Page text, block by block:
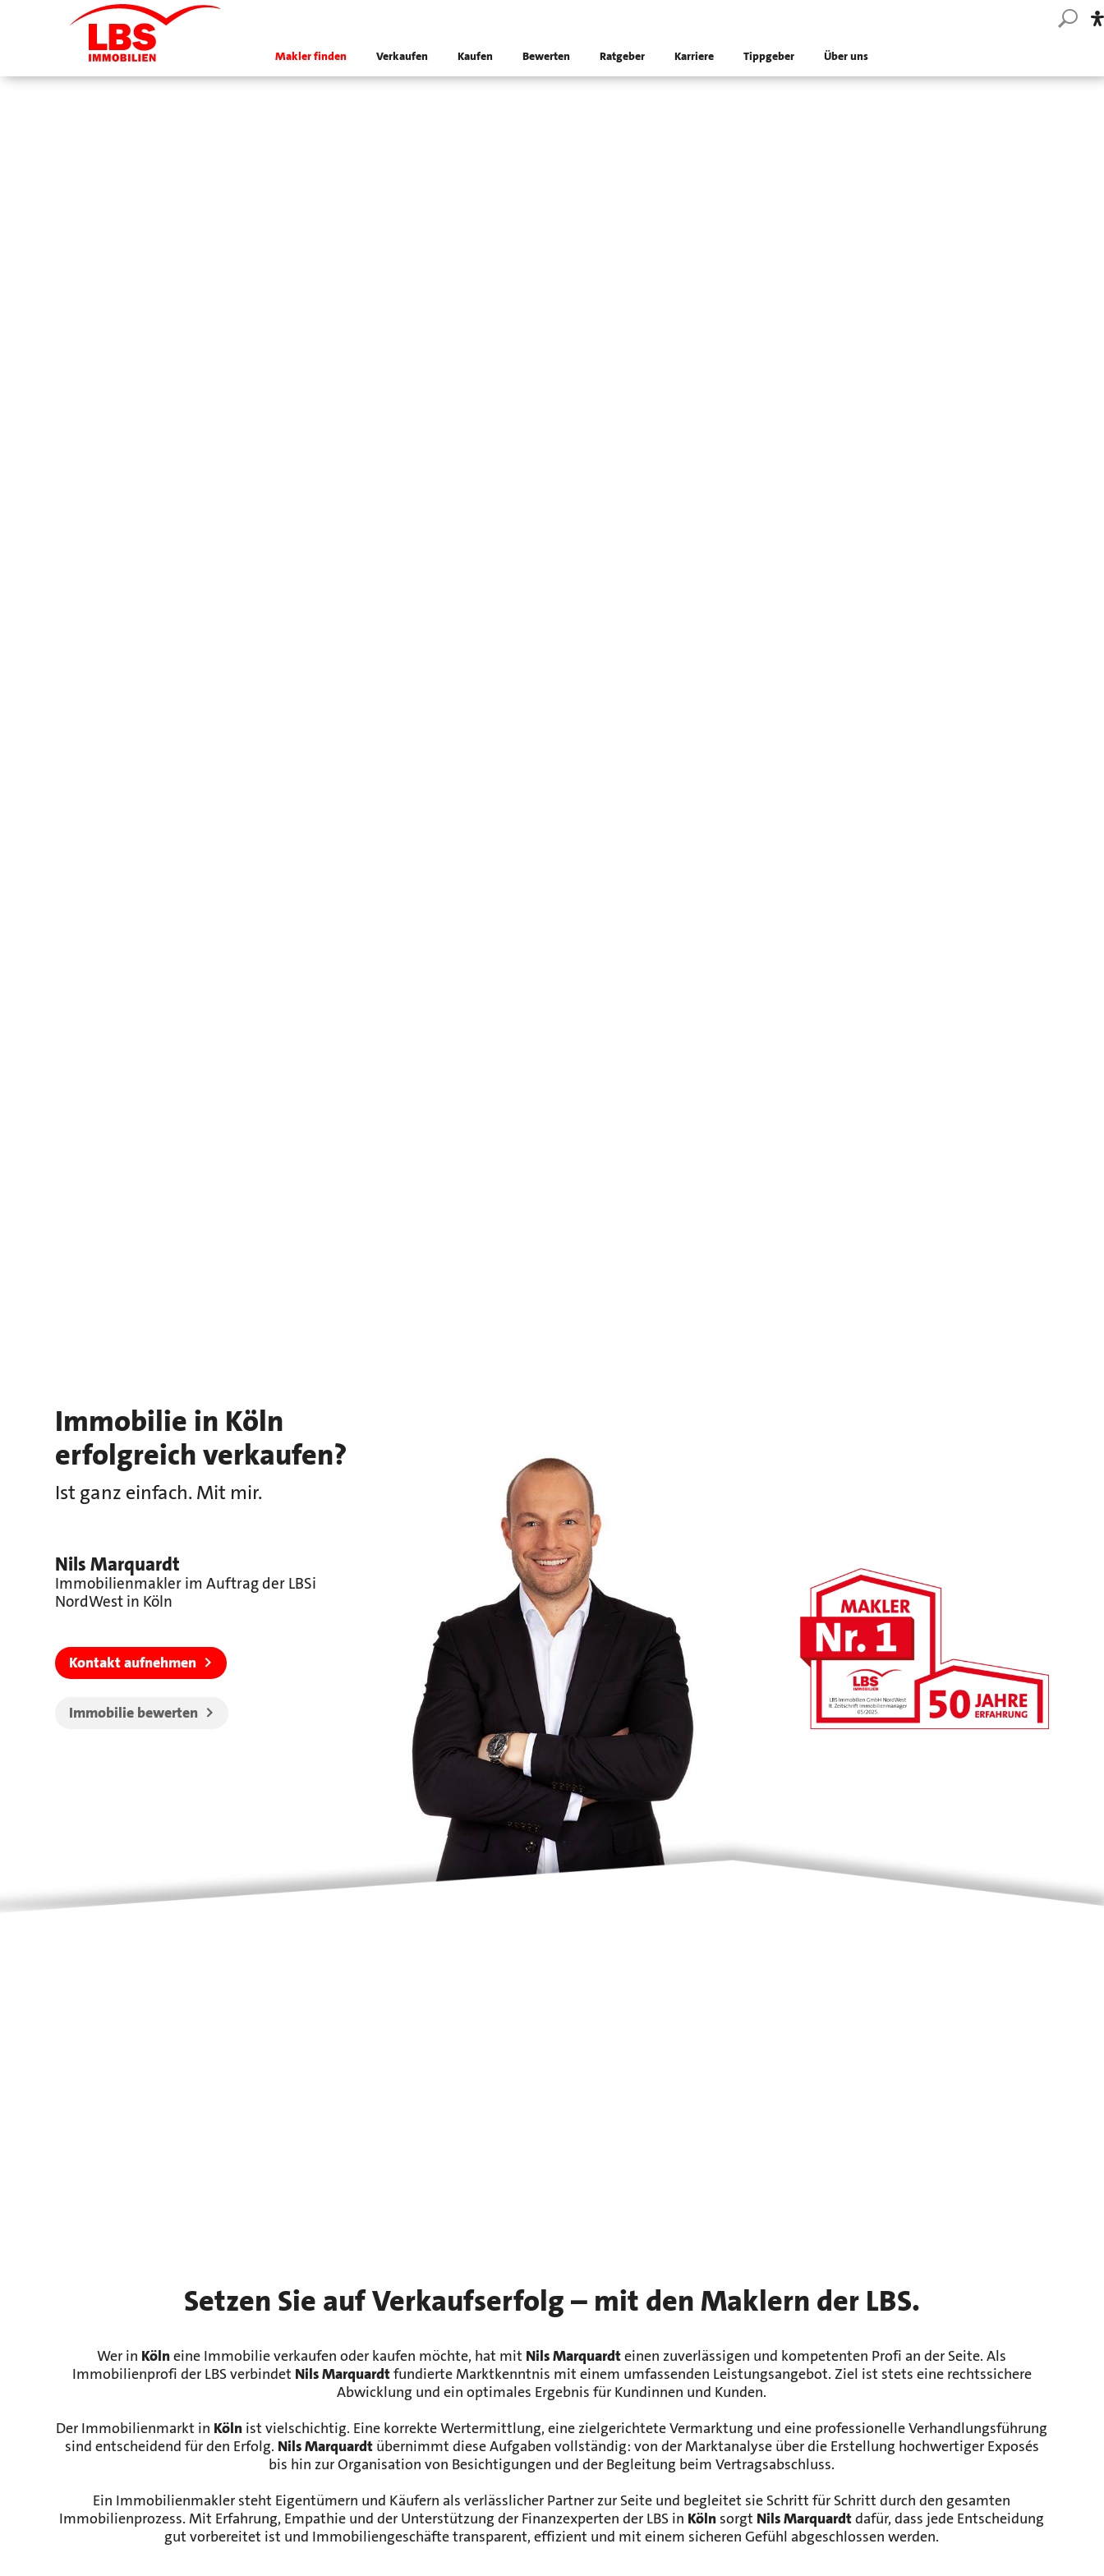
Makler finden Verkaufen Kaufen Bewerten Ratgeber Karriere Tippgeber Über uns
Immobilie in Köln
erfolgreich verkaufen?
Ist ganz einfach. Mit mir.
Nils Marquardt
Immobilienmakler im Auftrag der LBSi
NordWest in Köln
Kontakt aufnehmen
Immobilie bewerten
Setzen Sie auf Verkaufserfolg – mit den Maklern der LBS.
Wer in Kölneine Immobilie verkaufen oder kaufen möchte, hat mit Nils Marquardteinen zuverlässigen und kompetenten Profi an der Seite. Als
Immobilienprofi der LBS verbindet Nils Marquardtfundierte Marktkenntnis mit einem umfassenden Leistungsangebot. Ziel ist stets eine rechtssichere
Abwicklung und ein optimales Ergebnis für Kundinnen und Kunden.
Der Immobilienmarkt in Köln ist vielschichtig. Eine korrekte Wertermittlung, eine zielgerichtete Vermarktung und eine professionelle Verhandlungsführung
sind entscheidend für den Erfolg. Nils Marquardtübernimmt diese Aufgaben vollständig: von der Marktanalyse über die Erstellung hochwertiger Exposés
bis hin zur Organisation von Besichtigungen und der Begleitung beim Vertragsabschluss.
Ein Immobilienmakler steht Eigentümern und Käufern als verlässlicher Partner zur Seite und begleitet sie Schritt für Schritt durch den gesamten
Immobilienprozess. Mit Erfahrung, Empathie und der Unterstützung der Finanzexperten der LBS in Köln sorgt Nils Marquardtdafür, dass jede Entscheidung
gut vorbereitet ist und Immobiliengeschäfte transparent, effizient und mit einem sicheren Gefühl abgeschlossen werden.